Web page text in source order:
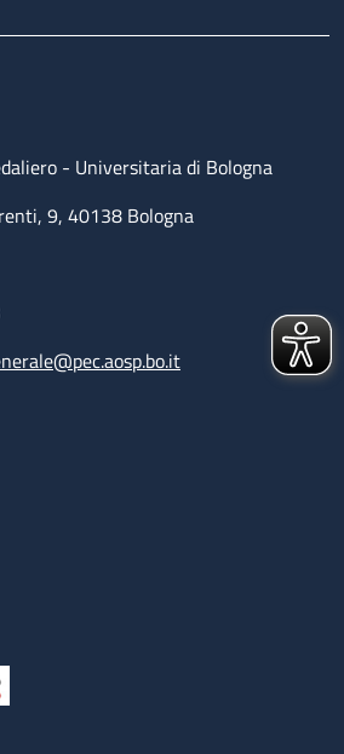
- Universitaria di Bologna
9, 40138 Bologna